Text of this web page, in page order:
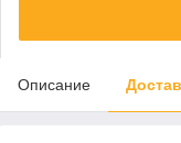
Описание